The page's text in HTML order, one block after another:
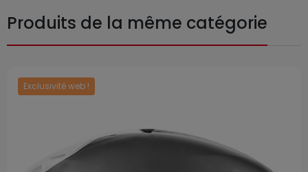
Produits de la même catégorie
Exclusivité web !